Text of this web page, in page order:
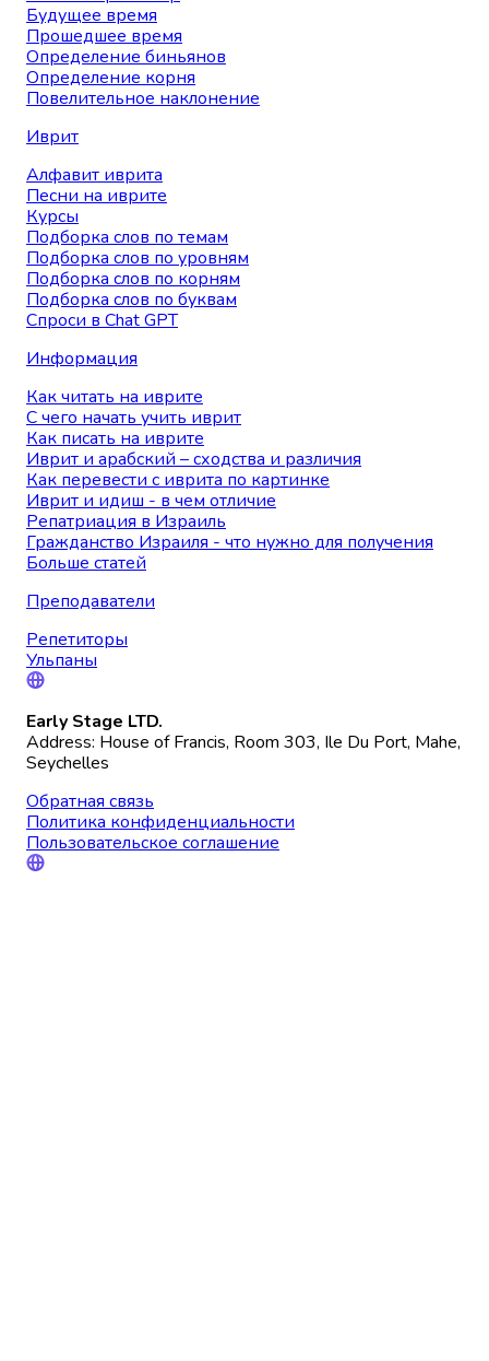
Будущее время
Прошедшее время
Определение биньянов
Определение корня
Повелительное наклонение
Иврит
Алфавит иврита
Песни на иврите
Курсы
Подборка слов по темам
Подборка слов по уровням
Подборка слов по корням
Подборка слов по буквам
Спроси в Chat GPT
Информация
Как читать на иврите
С чего начать учить иврит
Как писать на иврите
Иврит и арабский – сходства и различия
Как перевести с иврита по картинке
Иврит и идиш - в чем отличие
Репатриация в Израиль
Гражданство Израиля - что нужно для получения
Больше статей
Преподаватели
Репетиторы
Ульпаны
Early Stage LTD.
Address: House of Francis, Room 303, Ile Du Port, Mahe,
Seychelles
Обратная связь
Политика конфиденциальности
Пользовательское соглашение